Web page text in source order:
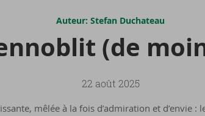
Auteur: Stefan Duchateau
(de
22 août 2025
mêlée à la fois d’admiration et d’envie :